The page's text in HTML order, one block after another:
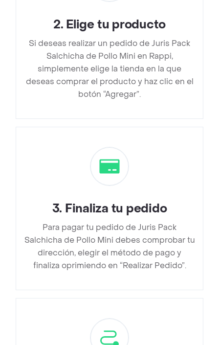
2. Elige tu producto
Si deseas realizar un pedido de Juris Pack
Salchicha de Pollo Mini en Rappi,
simplemente elige la tienda en la que
deseas comprar el producto y haz clic en el
botón “Agregar”.
3. Finaliza tu pedido
Para pagar tu pedido de Juris Pack
Salchicha de Pollo Mini debes comprobar tu
dirección, elegir el método de pago y
finaliza oprimiendo en “Realizar Pedido”.